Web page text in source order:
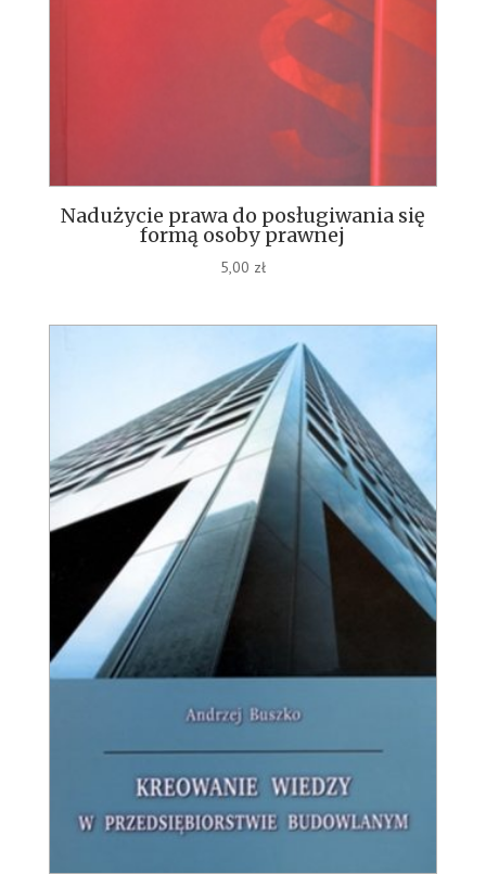
Nadużycie prawa do posługiwania się
formą osoby prawnej
5,00 zł